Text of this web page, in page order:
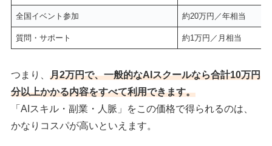
全国イベント参加 約20万円／年相当
質問・サポート 約1万円／月相当
つまり、月2万円で、一般的なAIスクールなら合計10万円
分以上かかる内容をすべて利用できます。
「AIスキル・副業・人脈」をこの価格で得られるのは、
かなりコスパが高いといえます。